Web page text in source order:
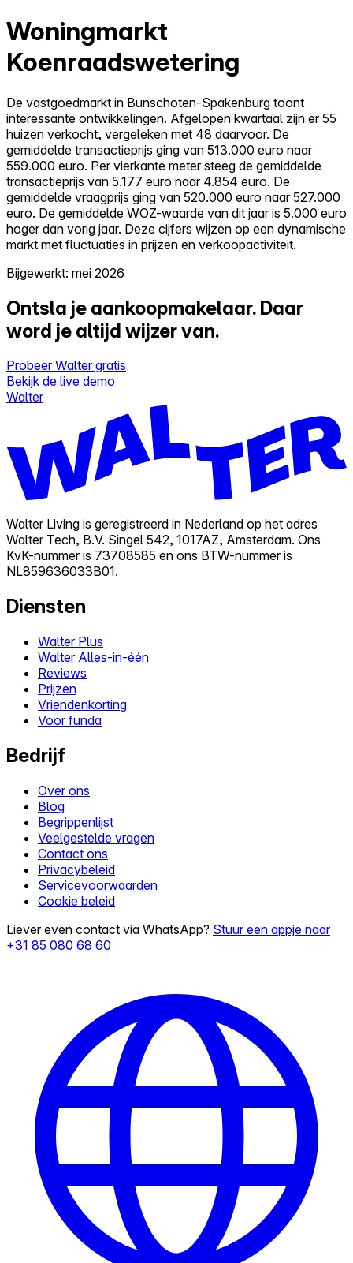
Woningmarkt
Koenraadswetering
De vastgoedmarkt in Bunschoten-Spakenburg toont
interessante ontwikkelingen. Afgelopen kwartaal zijn er 55
huizen verkocht, vergeleken met 48 daarvoor. De
gemiddelde transactieprijs ging van 513.000 euro naar
559.000 euro. Per vierkante meter steeg de gemiddelde
transactieprijs van 5.177 euro naar 4.854 euro. De
gemiddelde vraagprijs ging van 520.000 euro naar 527.000
euro. De gemiddelde WOZ-waarde van dit jaar is 5.000 euro
hoger dan vorig jaar. Deze cijfers wijzen op een dynamische
markt met fluctuaties in prijzen en verkoopactiviteit.
Bijgewerkt: mei 2026
Ontsla je aankoopmakelaar. Daar
word je altijd wijzer van.
Probeer Walter gratis
Bekijk de live demo
Walter
Walter Living is geregistreerd in Nederland op het adres
Walter Tech, B.V. Singel 542, 1017AZ, Amsterdam. Ons
KvK-nummer is 73708585 en ons BTW-nummer is
NL859636033B01.
Diensten
Walter Plus
Walter Alles-in-één
Reviews
Prijzen
Vriendenkorting
Voor funda
Bedrijf
Over ons
Blog
Begrippenlijst
Veelgestelde vragen
Contact ons
Privacybeleid
Servicevoorwaarden
Cookie beleid
Liever even contact via WhatsApp? Stuur een appje naar
+31 85 080 68 60